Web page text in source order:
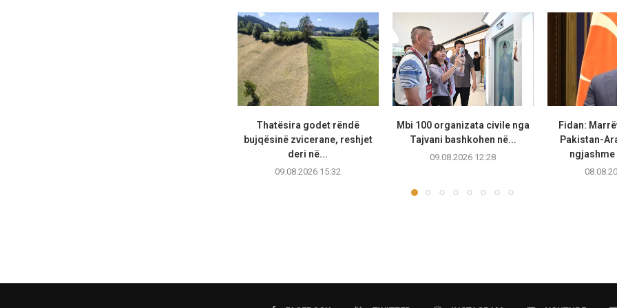
Thatësira godet rëndë
bujqësinë zvicerane, reshjet
deri në...
09.08.2026 15:32
Mbi 100 organizata civile nga
Tajvani bashkohen në...
09.08.2026 12:28
Fidan:
Pakistan-
ngjashme